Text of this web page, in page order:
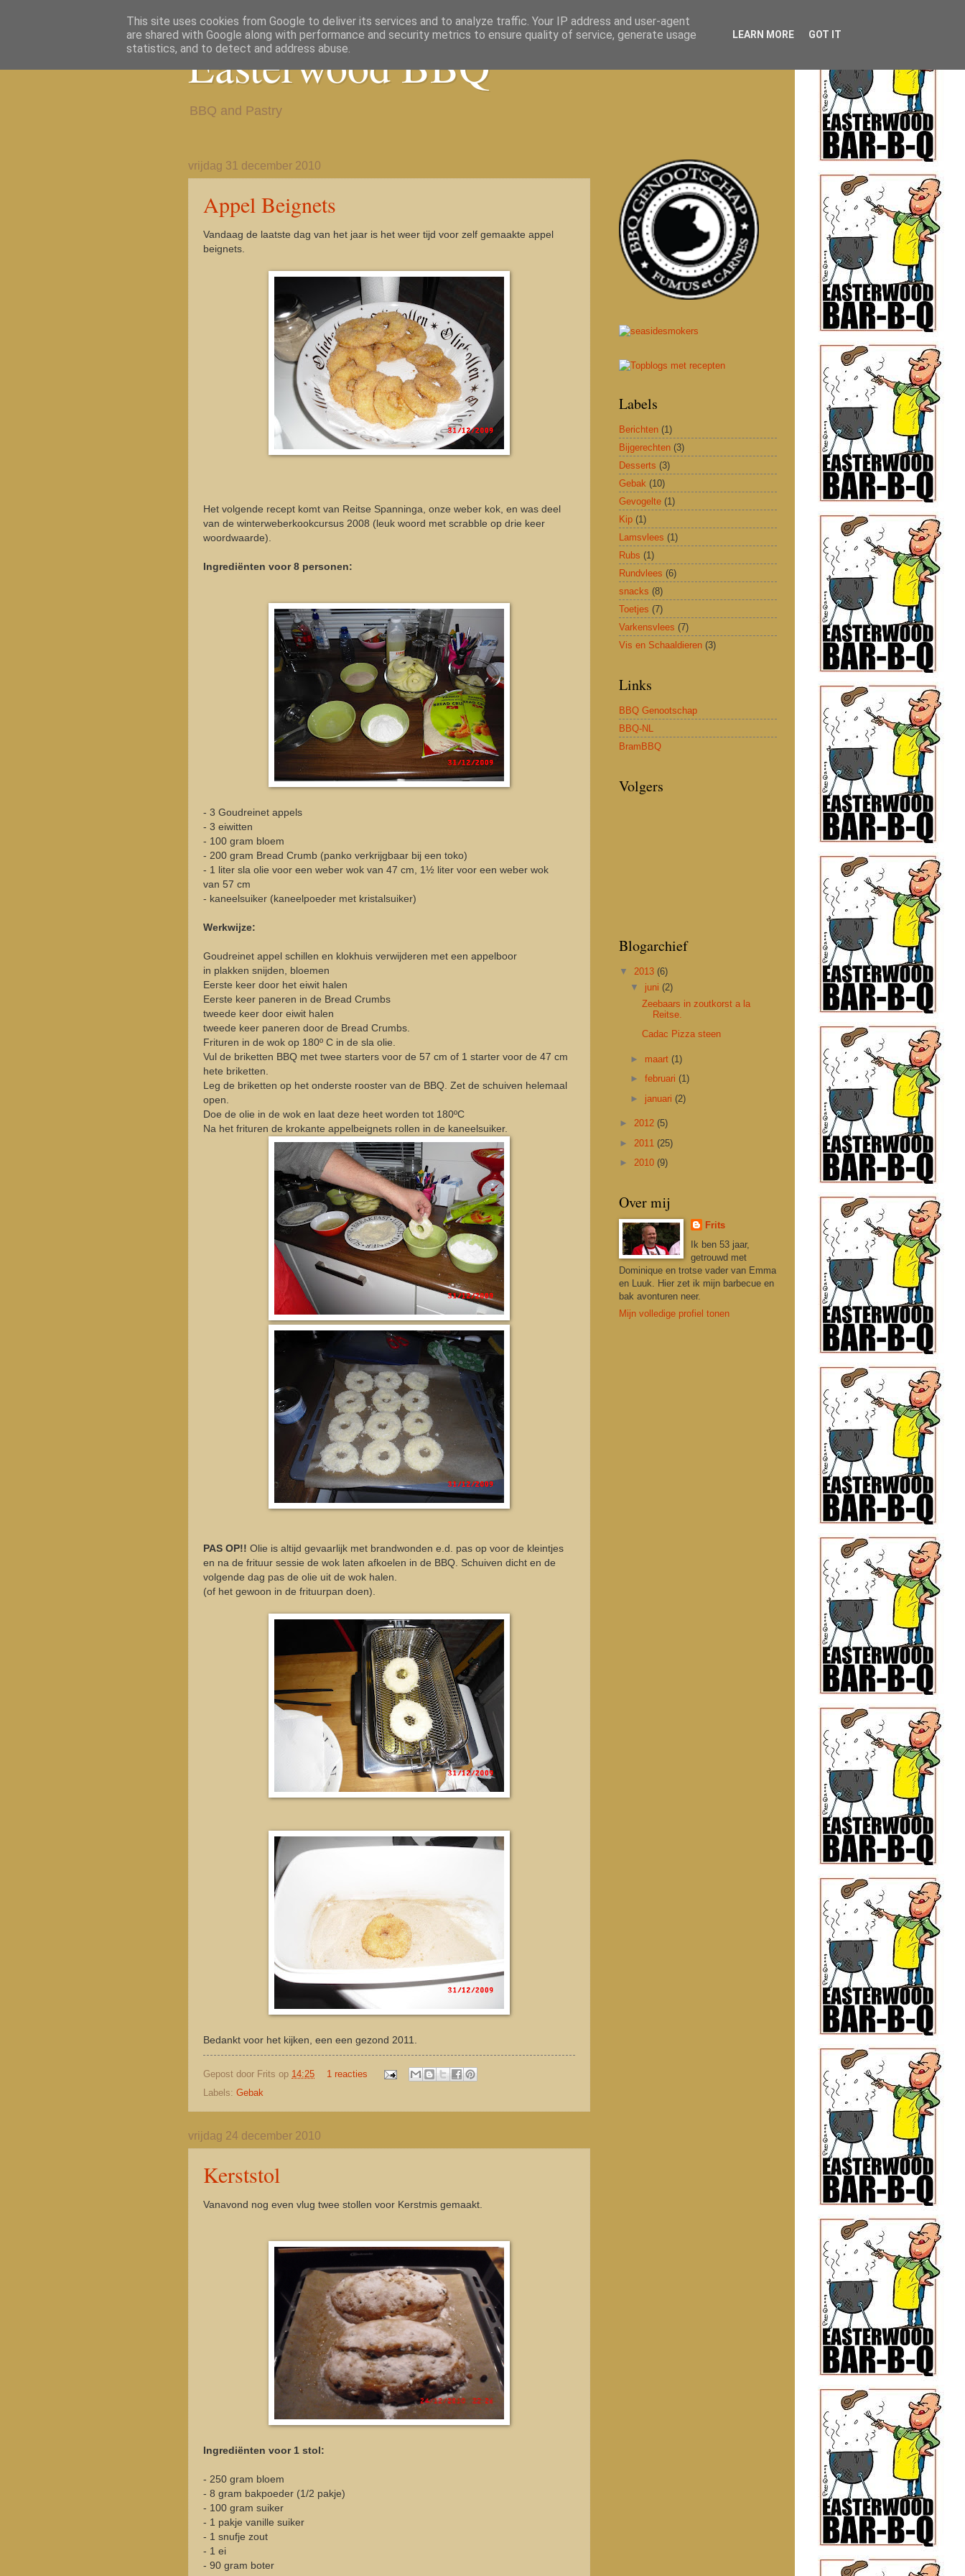
Easterwood BBQ
BBQ and Pastry
vrijdag 31 december 2010
Appel Beignets
Vandaag de laatste dag van het jaar is het weer tijd voor zelf gemaakte appel
beignets
Het volgende recept komt van Reitse Spanninga, onze weber kok, en was deel
van de winterweberkookcursus 2008 (leuk woord met scrabble op drie keer
woordwaarde).
Ingrediënten voor 8 personen:
- 3 Goudreinet appels
- 3 eiwitten
- 100 gram bloem
- 200 gram Bread Crumb (panko verkrijgbaar bij een toko)
- 1 liter sla olie voor een weber wok van 47 cm, 1½ liter voor een weber wok
van 57 cm
- kaneelsuiker (kaneelpoeder met kristalsuiker)
Werkwijze:
Goudreinet appel schillen en klokhuis verwijderen met een appelboor
in plakken snijden, bloemen
Eerste keer door het eiwit halen
Eerste keer paneren in de Bread Crumbs
tweede keer door eiwit halen
tweede keer paneren door de Bread Crumbs.
Frituren in de wok op 180º C in de sla olie.
Vul de briketten BBQ met twee starters voor de 57 cm of 1 starter voor de 47 cm
hete briketten.
Leg de briketten op het onderste rooster van de BBQ. Zet de schuiven helemaal
open.
Doe de olie in de wok en laat deze heet worden tot 180ºC
Na het frituren de krokante appelbeignets rollen in de kaneelsuiker.
PAS OP!! Olie is altijd gevaarlijk met brandwonden e.d. pas op voor de kleintjes
en na de frituur sessie de wok laten afkoelen in de BBQ. Schuiven dicht en de
volgende dag pas de olie uit de wok halen.
(of het gewoon in de frituurpan doen).
Bedankt voor het kijken, een een gezond 2011.
Gepost door Frits op 14:25
1 reacties
Labels: Gebak
vrijdag 24 december 2010
Kerststol
Vanavond nog even vlug twee stollen voor Kerstmis gemaakt.
Ingrediënten voor 1 stol:
- 250 gram bloem
- 8 gram bakpoeder (1/2 pakje)
- 100 gram suiker
- 1 pakje vanille suiker
- 1 snufje zout
- 1 ei
- 90 gram boter
Labels
Berichten (1)
Bijgerechten (3)
Desserts (3)
Gebak (10)
Gevogelte (1)
Kip (1)
Lamsvlees (1)
Rubs (1)
Rundvlees (6)
snacks (8)
Toetjes (7)
Varkensvlees (7)
Vis en Schaaldieren (3)
Links
BBQ Genootschap
BBQ-NL
BramBBQ
Volgers
Blogarchief
▼ 2013 (6)
▼ juni(2)
Zeebaars in zoutkorst a la
Reitse.
Cadac Pizza steen
► maart(1)
►februari(1)
► januari(2)
► 2012 (5)
► 2011 (25)
► 2010 (9)
Over mij
Frits
Ik ben 53 jaar,
getrouwd met
Dominique en trotse vader van Emma
en Luuk. Hier zet ik mijn barbecue en
bak avonturen neer.
Mijn volledige profiel tonen
This site uses cookies from Google to deliver its services and to analyze traffic. Your IP address and user-agent
are shared with Google along with performance and security metrics to ensure quality of service, generate usage
statistics, and to detect and address abuse.
LEARN MORE GOT IT